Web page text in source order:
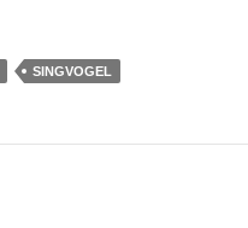
SINGVOGEL